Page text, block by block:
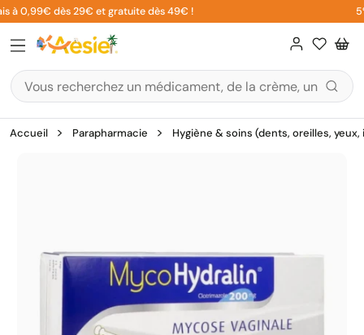
Aller
au
contenu
à 0,99€ dès 29€ et gratuite dès 49€ !
Accueil Parapharmacie Hygiène & soins (dents, oreilles,